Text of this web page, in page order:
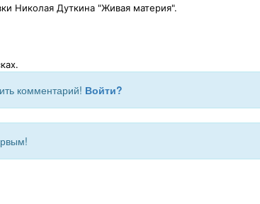
Николая Дуткина "Живая материя".
комментарий! Войти?